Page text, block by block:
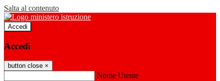
Salta al contenuto
Accedi
Accedi
button close ×
Nome Utente